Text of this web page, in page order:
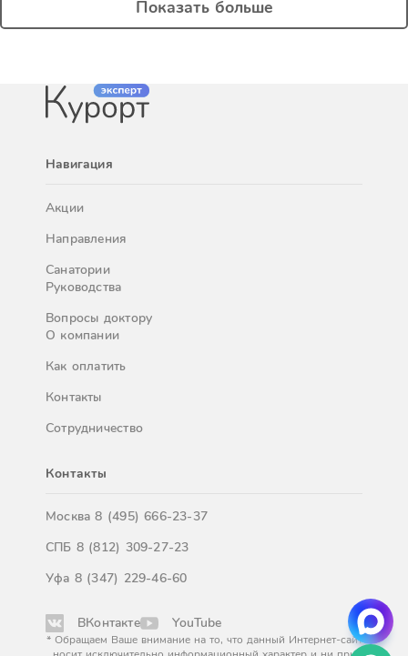
Показать больше
Навигация
Акции
Направления
Санатории
Руководства
Вопросы доктору
О компании
Как оплатить
Контакты
Сотрудничество
Контакты
Москва8 (495) 666-23-37
СПБ 8 (812) 309-27-23
Уфа 8 (347) 229-46-60
ВКонтакте YouTube
* Обращаем Ваше внимание на то, что данный Интернет-сайт